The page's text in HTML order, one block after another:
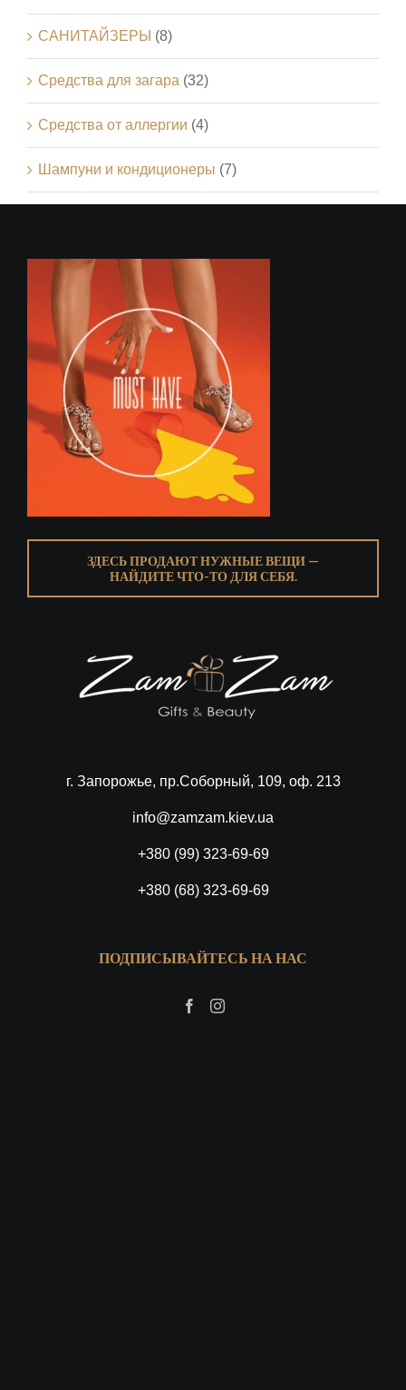
САНИТАЙЗЕРЫ (8)
Средства для загара (32)
Средства от аллергии (4)
Шампуни и кондиционеры (7)
ЗДЕСЬ ПРОДАЮТ НУЖНЫЕ ВЕЩИ —
НАЙДИТЕ ЧТО-ТО ДЛЯ СЕБЯ.
г. Запорожье, пр.Соборный, 109, оф. 213
info@zamzam.kiev.ua
+380 (99) 323-69-69
+380 (68) 323-69-69
ПОДПИСЫВАЙТЕСЬ НА НАС